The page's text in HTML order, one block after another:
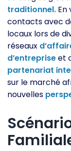
traditionnel. En
contacts avec
locaux lors de
réseaux
d’entrepriseet
partenariat
sur le marché
nouvelles